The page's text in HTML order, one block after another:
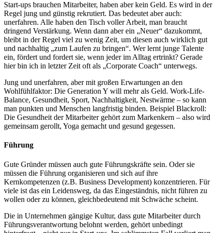
Start-ups brauchen Mitarbeiter, haben aber kein Geld. Es wird in der
Regel jung und günstig rekrutiert. Das bedeutet aber auch:
unerfahren. Alle haben den Tisch voller Arbeit, man braucht
dringend Verstärkung. Wenn dann aber ein „Neuer“ dazukommt,
bleibt in der Regel viel zu wenig Zeit, um diesen auch wirklich gut
und nachhaltig „zum Laufen zu bringen“. Wer lernt junge Talente
ein, fördert und fordert sie, wenn jeder im Alltag ertrinkt? Gerade
hier bin ich in letzter Zeit oft als „Corporate Coach“ unterwegs.
Jung und unerfahren, aber mit großen Erwartungen an den
Wohlfühlfaktor: Die Generation Y will mehr als Geld. Work-Life-
Balance, Gesundheit, Sport, Nachhaltigkeit, Nestwärme – so kann
man punkten und Menschen langfristig binden. Beispiel Blackroll:
Die Gesundheit der Mitarbeiter gehört zum Markenkern – also wird
gemeinsam gerollt, Yoga gemacht und gesund gegessen.
Führung
Gute Gründer müssen auch gute Führungskräfte sein. Oder sie
müssen die Führung organisieren und sich auf ihre
Kernkompetenzen (z.B. Business Development) konzentrieren. Für
viele ist das ein Leidensweg, da das Eingeständnis, nicht führen zu
wollen oder zu können, gleichbedeutend mit Schwäche scheint.
Die in Unternehmen gängige Kultur, dass gute Mitarbeiter durch
Führungsverantwortung belohnt werden, gehört unbedingt